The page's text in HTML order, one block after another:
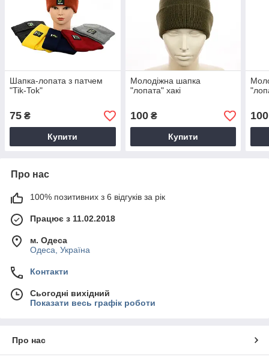
Шапка-лопата з патчем
"Tik-Tok"
75 ₴
Купити
Молодіжна шапка
"лопата" хакі
100₴
Купити
100
Про нас
100% позитивних з 6 відгуків за рік
Працює з 11.02.2018
м. Одеса
Одеса, Україна
Контакти
Сьогодні вихідний
Показати весь графік роботи
Про нас